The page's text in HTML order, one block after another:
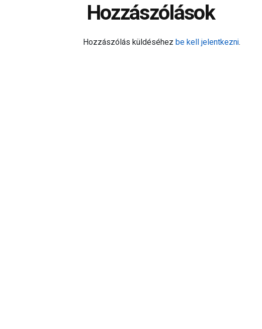
Hozzászólások
Hozzászólás küldéséhez be kell jelentkezni.